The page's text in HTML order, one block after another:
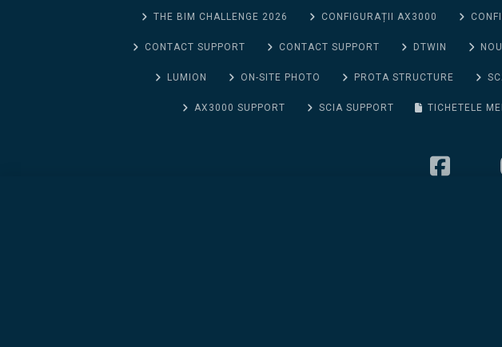
THE BIM CHALLENGE 2026 CONFIGURAȚII AX3000
CONTACT SUPPORT CONTACT SUPPORT DTWIN
LUMION ON-SITE PHOTO PROTA STRUCTURE
AX3000 SUPPORT SCIA SUPPORT TICHETELE